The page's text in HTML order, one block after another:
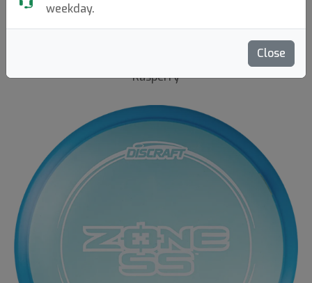
weekday.
Close
Rasperry